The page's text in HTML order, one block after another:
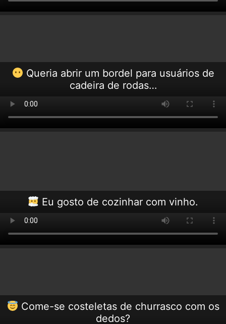
Queria abrir um bordel para usuários de
cadeira de rodas…
Eu gosto de cozinhar com vinho.
Come-se costeletas de churrasco com os
dedos?